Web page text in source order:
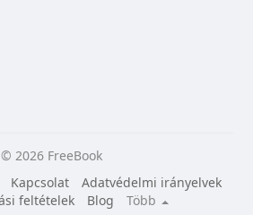
© 2026 FreeBook
Kapcsolat
Adatvédelmi irányelvek
feltételek
Blog
Több